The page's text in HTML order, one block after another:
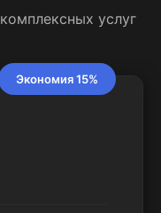
услуг
Экономия 15%